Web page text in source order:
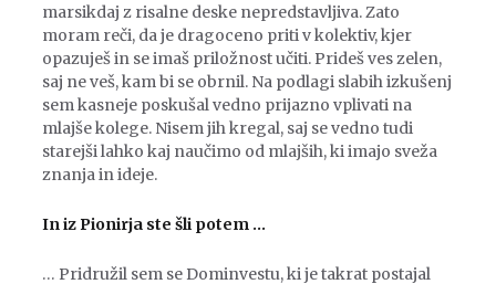
marsikdaj z risalne deske nepredstavljiva. Zato
moram reči, da je dragoceno priti v kolektiv, kjer
opazuješ in se imaš priložnost učiti. Prideš ves zelen,
saj ne veš, kam bi se obrnil. Na podlagi slabih izkušenj
sem kasneje poskušal vedno prijazno vplivati na
mlajše kolege. Nisem jih kregal, saj se vedno tudi
starejši lahko kaj naučimo od mlajših, ki imajo sveža
znanja in ideje.
In iz Pionirja ste šli potem …
… Pridružil sem se Dominvestu, ki je takrat postajal